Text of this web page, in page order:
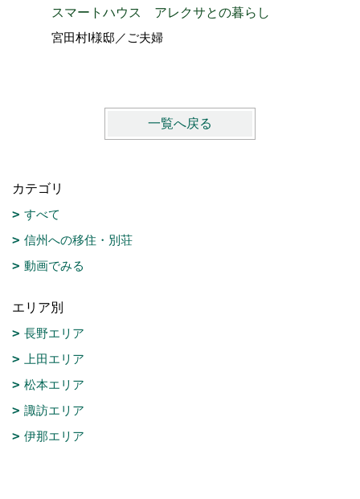
スマートハウス アレクサとの暮らし
宮田村I様邸／ご夫婦
一覧へ戻る
カテゴリ
すべて
信州への移住・別荘
動画でみる
エリア別
長野エリア
上田エリア
松本エリア
諏訪エリア
伊那エリア